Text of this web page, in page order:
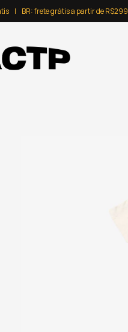
frete grátis a partir de R$299